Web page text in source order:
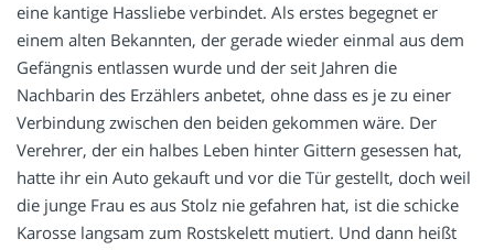
eine kantige Hassliebe verbindet. Als erstes begegnet er
einem alten Bekannten, der gerade wieder einmal aus dem
Gefängnis entlassen wurde und der seit Jahren die
Nachbarin des Erzählers anbetet, ohne dass es je zu einer
Verbindung zwischen den beiden gekommen wäre. Der
Verehrer, der ein halbes Leben hinter Gittern gesessen hat,
hatte ihr ein Auto gekauft und vor die Tür gestellt, doch weil
die junge Frau es aus Stolz nie gefahren hat, ist die schicke
Karosse langsam zum Rostskelett mutiert. Und dann heißt